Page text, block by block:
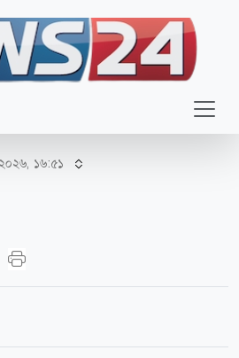
পুনঃখননের উদ্বোধন
১৬:৫১